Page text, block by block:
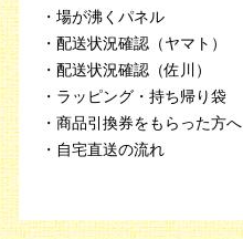
・場が沸くパネル
・配送状況確認（ヤマト）
・配送状況確認（佐川）
・ラッピング・持ち帰り袋
・商品引換券をもらった方へ
・自宅直送の流れ